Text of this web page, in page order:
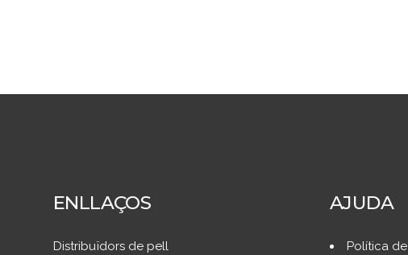
ENLLAÇOS
Distribuïdors de pell
AJUDA
Política de